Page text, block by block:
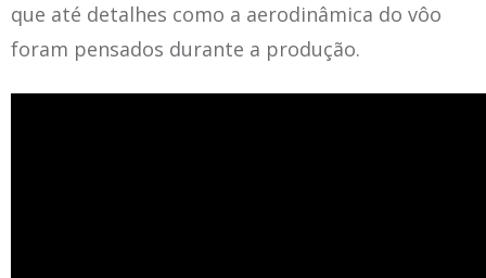
que até detalhes como a aerodinâmica do vôo
foram pensados durante a produção.